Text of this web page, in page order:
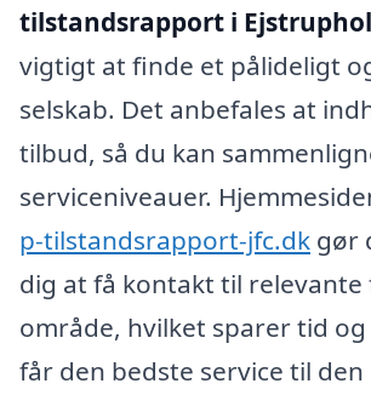
tilstandsrapport i
vigtigt at finde et pålideligt
selskab. Det anbefales at
tilbud, så du kan
serviceniveauer.
p-tilstandsrapport-jfc.dk gør
dig at få kontakt til relevante
område, hvilket sparer tid og
får den bedste service til